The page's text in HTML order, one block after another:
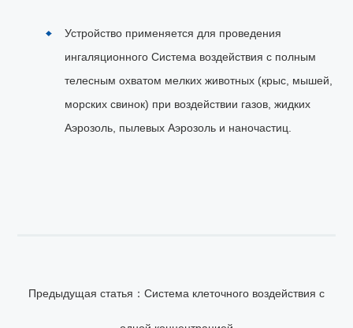
Устройство применяется для проведения
ингаляционного Система воздействия с полным
телесным охватом мелких животных (крыс, мышей,
морских свинок) при воздействии газов, жидких
Аэрозоль, пылевых Аэрозоль и наночастиц.
Предыдущая статья：Система клеточного воздействия с